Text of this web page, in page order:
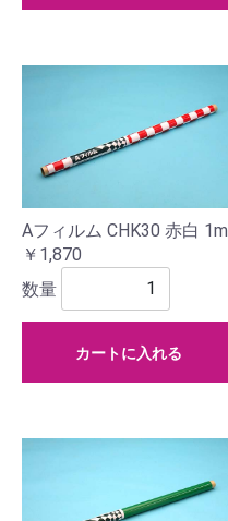
Aフィルム CHK30 赤白 1m
￥1,870
数量
カートに入れる